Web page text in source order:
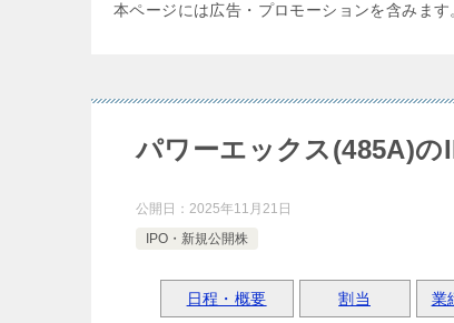
本ページには広告・プロモーションを含みます
パワーエックス(485A)の
公開日： 2025年11月21日
IPO・新規公開株
日程・概要 割当 業